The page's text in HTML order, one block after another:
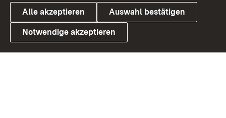
Link zum Landesportal
Alle akzeptieren Auswahl bestätigen
Notwendige akzeptieren